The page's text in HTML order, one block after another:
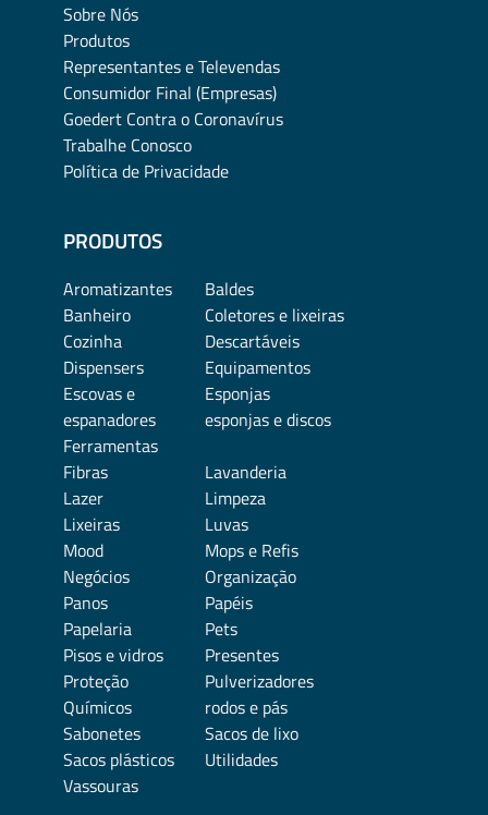
Sobre Nós
Produtos
Representantes e Televendas
Consumidor Final (Empresas)
Goedert Contra o Coronavírus
Trabalhe Conosco
Política de Privacidade
PRODUTOS
Aromatizantes
Baldes
Banheiro
Coletores e lixeiras
Cozinha
Descartáveis
Dispensers
Equipamentos
Escovas e
espanadores
Esponjas
esponjas e discos
Ferramentas
Fibras
Lavanderia
Lazer
Limpeza
Lixeiras
Luvas
Mood
Mops e Refis
Negócios
Organização
Panos
Papéis
Papelaria
Pets
Pisos e vidros
Presentes
Proteção
Pulverizadores
Químicos
rodos e pás
Sabonetes
Sacos de lixo
Sacos plásticos
Utilidades
Vassouras